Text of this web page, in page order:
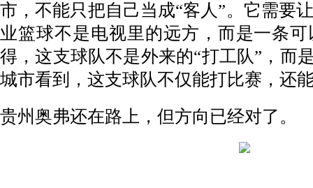
市，不能只把自己当成“客人”。它需要
业篮球不是电视里的远方，而是一条
得，这支球队不是外来的“打工队”，而
城市看到，这支球队不仅能打比赛，还
贵州奥弗还在路上，但方向已经对了。